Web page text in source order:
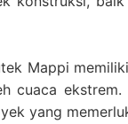
Mappi
cuaca
yang